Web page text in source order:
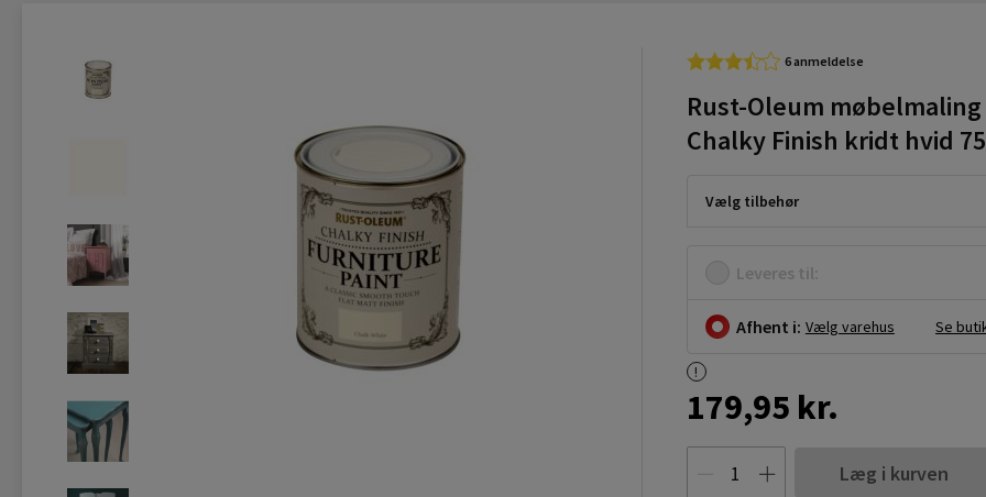
6 anmeldelse
Rust-Oleum møbelmaling
Chalky Finish kridt hvid
Vælg tilbehør
Leveres til:
Afhent i: Vælg varehus Se
179,95 kr.
Læg i kurven